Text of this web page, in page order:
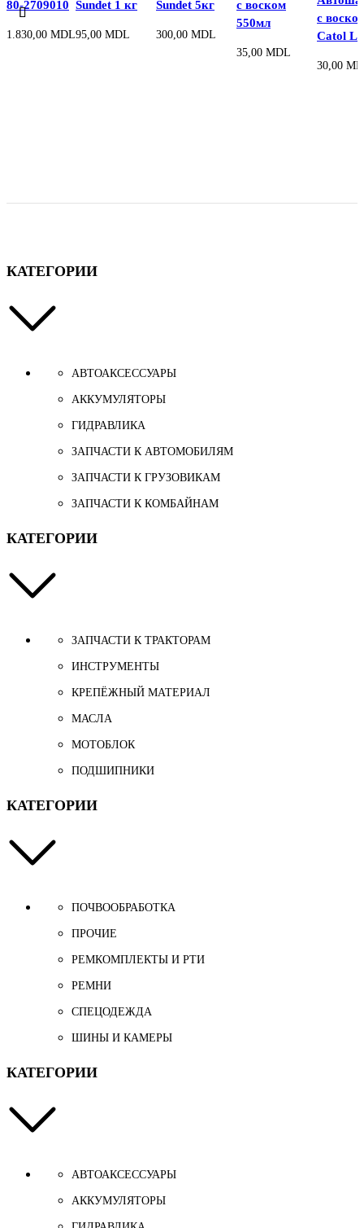
80-2709010
1.830,00 MDL
Sundet 1 кг
95,00 MDL
Sundet 5кг
300,00 MDL
с воском
550мл
35,00 MDL
с
Catol
30,00
КАТЕГОРИИ
АВТОАКСЕССУАРЫ
АККУМУЛЯТОРЫ
ГИДРАВЛИКА
ЗАПЧАСТИ К АВТОМОБИЛЯМ
ЗАПЧАСТИ К ГРУЗОВИКАМ
ЗАПЧАСТИ К КОМБАЙНАМ
КАТЕГОРИИ
ЗАПЧАСТИ К ТРАКТОРАМ
ИНСТРУМЕНТЫ
КРЕПЁЖНЫЙ МАТЕРИАЛ
МАСЛА
МОТОБЛОК
ПОДШИПНИКИ
КАТЕГОРИИ
ПОЧВООБРАБОТКА
ПРОЧИЕ
РЕМКОМПЛЕКТЫ И РТИ
РЕМНИ
СПЕЦОДЕЖДА
ШИНЫ И КАМЕРЫ
КАТЕГОРИИ
АВТОАКСЕССУАРЫ
АККУМУЛЯТОРЫ